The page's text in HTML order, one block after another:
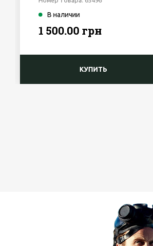
В наличии
1 500.00 грн
КУПИТЬ